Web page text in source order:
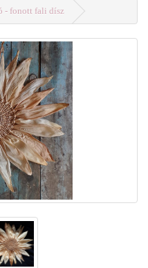
- fonott fali dísz